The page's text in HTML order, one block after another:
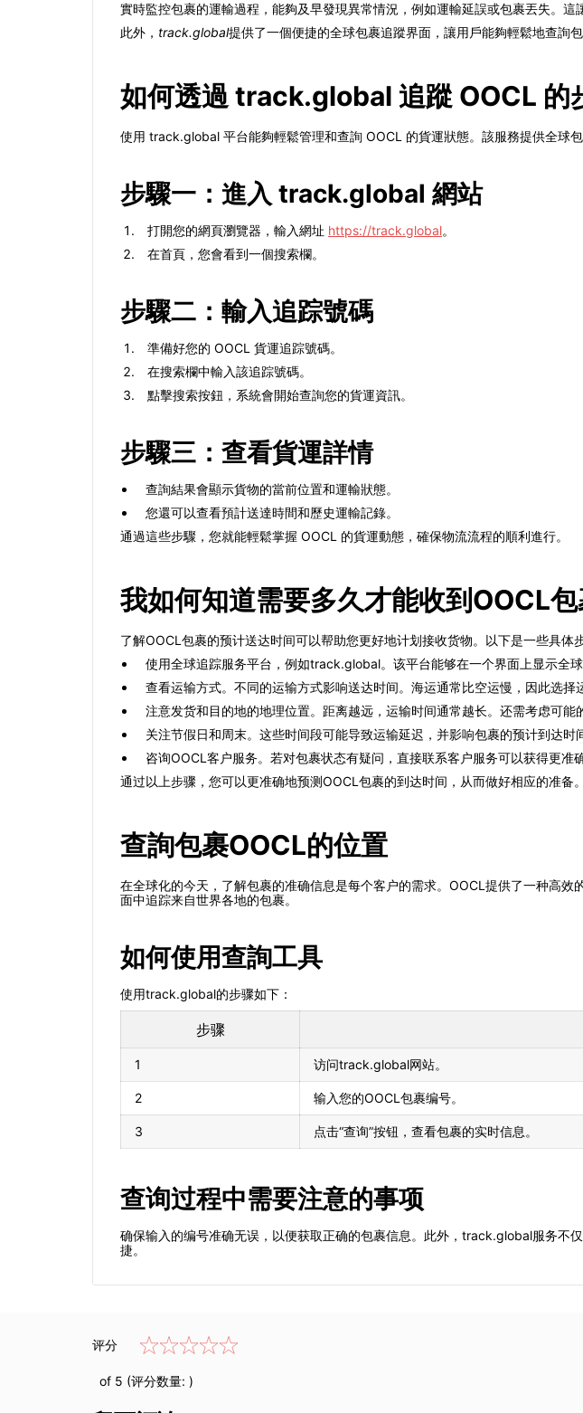
實時監控包裹的運輸過程，能夠及早發現異常情況，例如運輸延誤或包裹丟失。這
此外， track.global提供了一個便捷的全球包裹追蹤界面，讓用戶能夠輕鬆地查詢
如何透過 track.global 追蹤 OOCL 的
使用 track.global 平台能夠輕鬆管理和查詢 OOCL 的貨運狀態。該服務提供全球包
步驟一：進入 track.global 網站
打開您的網頁瀏覽器，輸入網址 https://track.global。
在首頁，您會看到一個搜索欄。
步驟二：輸入追踪號碼
準備好您的 OOCL 貨運追踪號碼。
在搜索欄中輸入該追踪號碼。
點擊搜索按鈕，系統會開始查詢您的貨運資訊。
步驟三：查看貨運詳情
查詢結果會顯示貨物的當前位置和運輸狀態。
您還可以查看預計送達時間和歷史運輸記錄。
通過這些步驟，您就能輕鬆掌握 OOCL 的貨運動態，確保物流流程的順利進行。
我如何知道需要多久才能收到OOCL包
了解OOCL包裹的预计送达时间可以帮助您更好地计划接收货物。以下是一些具体
使用全球追踪服务平台，例如track.global。该平台能够在一个界面上显示全
查看运输方式。不同的运输方式影响送达时间。海运通常比空运慢，因此选择
注意发货和目的地的地理位置。距离越远，运输时间通常越长。还需考虑可能
关注节假日和周末。这些时间段可能导致运输延迟，并影响包裹的预计到达时
咨询OOCL客户服务。若对包裹状态有疑问，直接联系客户服务可以获得更准
通过以上步骤，您可以更准确地预测OOCL包裹的到达时间，从而做好相应的准备。
查詢包裹OOCL的位置
在全球化的今天，了解包裹的准确信息是每个客户的需求。OOCL提供了一种高
面中追踪来自世界各地的包裹。
如何使用查詢工具
使用track.global的步骤如下：
步骤
1 访问track.global网站。
2 输入您的OOCL包裹编号。
3 点击“查询”按钮，查看包裹的实时信息。
查询过程中需要注意的事项
确保输入的编号准确无误，以便获取正确的包裹信息。此外，track.global服务不
捷。
评分
of 5 (评分数量: )